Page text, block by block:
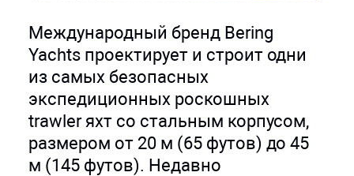
Международный бренд Bering
Yachts проектирует и строит одни
из самых безопасных
экспедиционных роскошных
trawler яхт со стальным корпусом,
размером от 20 м (65 футов) до 45
м (145 футов). Недавно